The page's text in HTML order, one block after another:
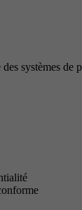
systèmes de